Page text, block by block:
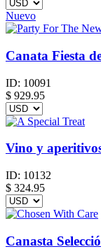
Nuevo
Canata Fiesta
ID: 10091
$ 929.95
Vino y
ID: 10132
$ 324.95
Canasta